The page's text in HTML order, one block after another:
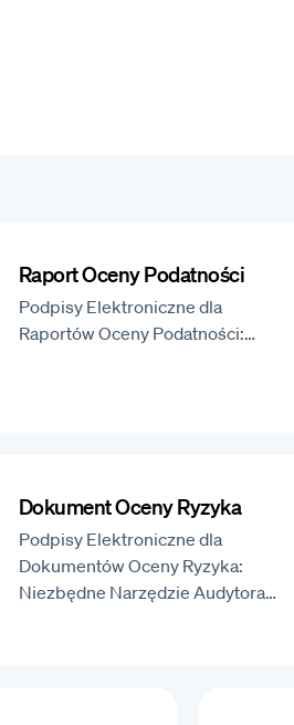
Raport Oceny Podatności
Podpisy Elektroniczne dla
Raportów Oceny Podatności:…
Dokument Oceny Ryzyka
Podpisy Elektroniczne dla
Dokumentów Oceny Ryzyka:
Niezbędne Narzędzie Audytora…